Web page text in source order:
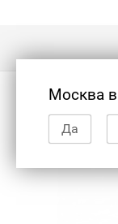
Москва
Да